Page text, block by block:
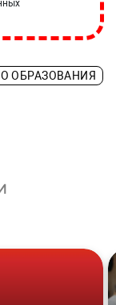
ОБРАЗОВАНИЯ